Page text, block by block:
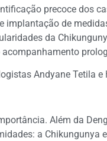
precoce dos
de
da
Andyane Tetila e
Além da
a Chikungunya